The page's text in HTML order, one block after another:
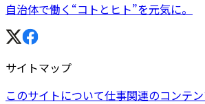
自治体で働く“コトとヒト”を元気に。
サイトマップ
このサイトについて仕事関連のコンテ